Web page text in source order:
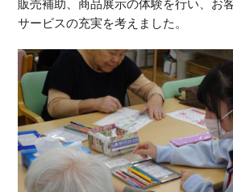
販売補助、商品展示の体験を行い、お
サービスの充実を考えました。